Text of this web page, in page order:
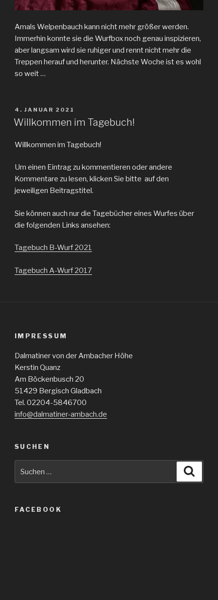
Amals Welpenbauch kann nicht mehr größer werden.
Immerhin konnte sie die Wurfbox noch genau inspizieren,
aber langsam wird sie ruhiger und rennt nicht mehr die
Treppen herauf und herunter. Nächste Woche ist es wohl
so weit …
VERÖFFENTLICHT
AM
4. JANUAR 2021
Willkommen im Tagebuch!
Willkommen im Tagebuch!
Um einen Eintrag zu kommentieren oder andere
Kommentare zu lesen, klicken Sie bitte auf den
jeweiligen Beitragstitel.
Sie können auch nur die Tagebücher eines Wurfes über
die folgenden Links ansehen:
Tagebuch B-Wurf 2021
Tagebuch A-Wurf 2017
IMPRESSUM
Dalmatiner von der Ambacher Höhe
Kerstin Quanz
Am Böckenbusch 20
51429 Bergisch Gladbach
Tel. 02204-5846700
info@dalmatiner-ambach.de
SUCHEN
nach:
FACEBOOK